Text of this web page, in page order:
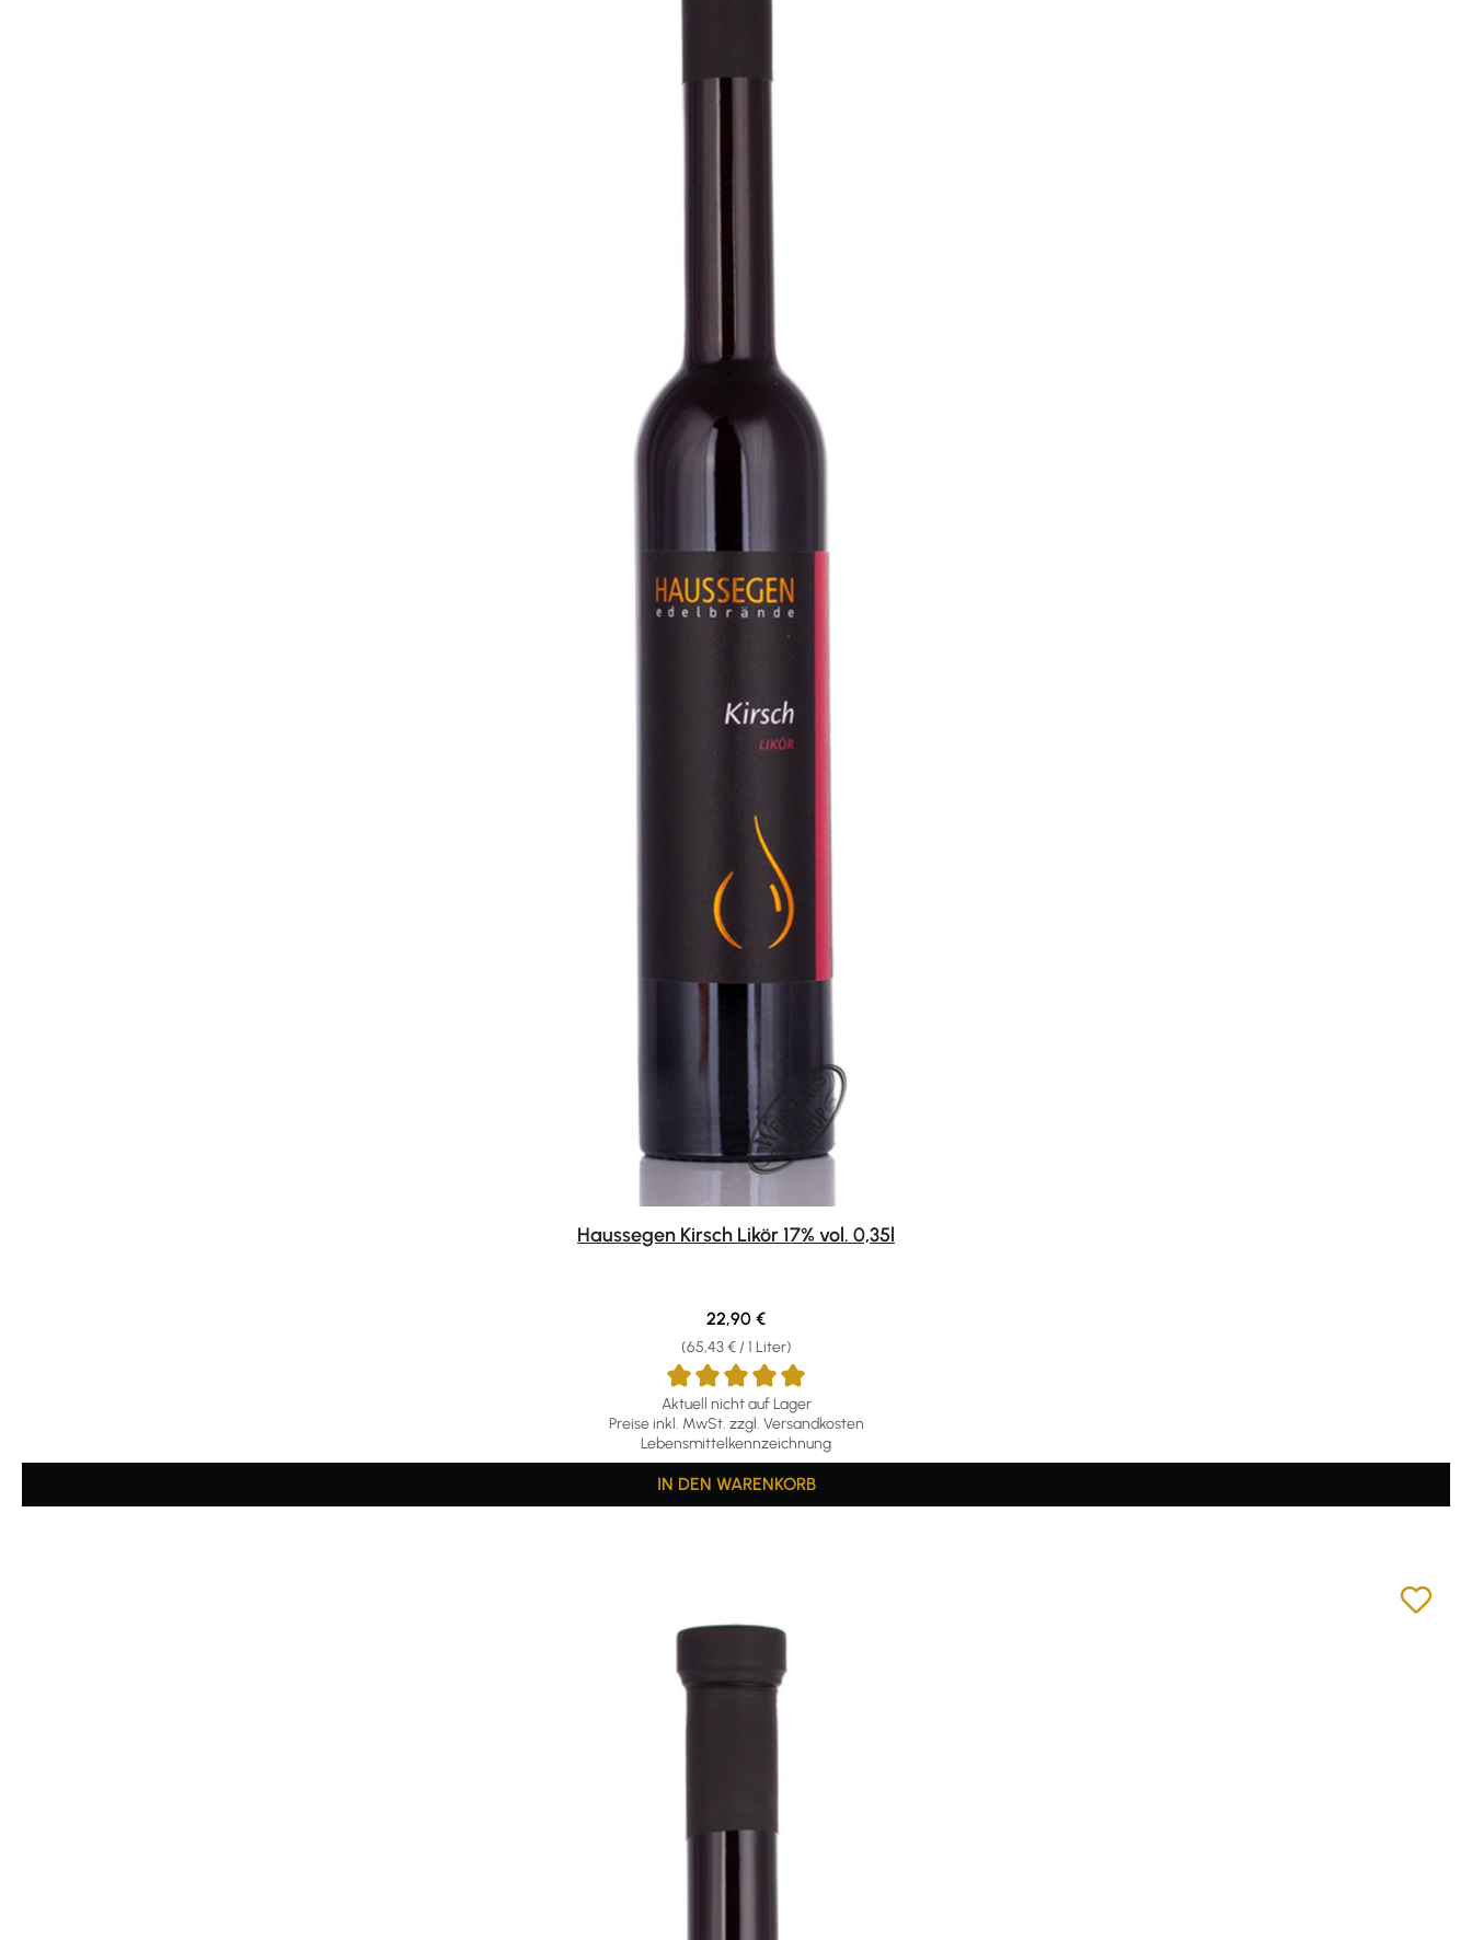
Haussegen Kirsch Likör 17% vol. 0,35l
Aktuell nicht auf Lager
Preise inkl. MwSt. zzgl. Versandkosten
Lebensmittelkennzeichnung
(65,43 € / 1 Liter)
Regulärer Preis:
22,90 €
IN DEN WARENKORB